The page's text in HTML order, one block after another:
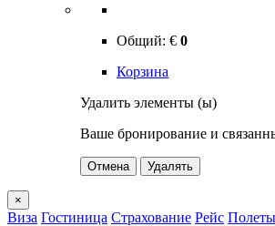
Общий: € 0
Корзина
Удалить элементы (ы)
Ваше бронирование и
Отмена Удалять
×
Виза Гостиница Страхование Рейс